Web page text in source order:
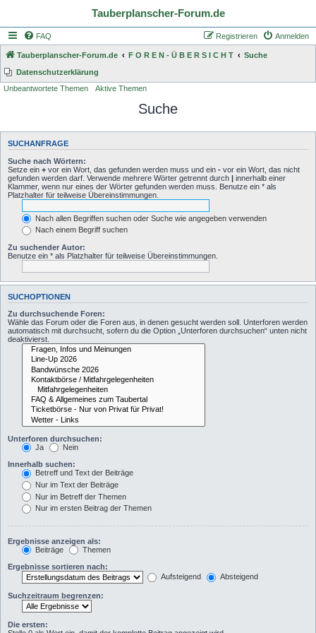
Tauberplanscher-Forum.de
FAQ Anmelden
Registrieren
Tauberplanscher-Forum.de F O R E N - Ü B E R S I C H T
Suche
Datenschutzerklärung
Unbeantwortete Themen
Aktive Themen
Suche
SUCHANFRAGE
Suche nach Wörtern:
Setze ein + vor ein Wort, das gefunden werden muss und ein - vor ein Wort, das nicht
gefunden werden darf. Verwende mehrere Wörter getrennt durch | innerhalb einer
Klammer, wenn nur eines der Wörter gefunden werden muss. Benutze ein * als
Platzhalter für teilweise Übereinstimmungen.
Nach allen Begriffen suchen oder Suche wie angegeben verwenden
Nach einem Begriff suchen
Zu suchender Autor:
Benutze ein * als Platzhalter für teilweise Übereinstimmungen.
SUCHOPTIONEN
Zu durchsuchende Foren:
Wähle das Forum oder die Foren aus, in denen gesucht werden soll. Unterforen werden
automatisch mit durchsucht, sofern du die Option „Unterforen durchsuchen“ unten nicht
deaktivierst.
Unterforen durchsuchen:
Ja
Nein
Innerhalb suchen:
Betreff und Text der Beiträge
Nur im Text der Beiträge
Nur im Betreff der Themen
Nur im ersten Beitrag der Themen
Ergebnisse anzeigen als:
Beiträge
Themen
Ergebnisse sortieren nach:
Aufsteigend
Absteigend
Suchzeitraum begrenzen:
Die ersten: